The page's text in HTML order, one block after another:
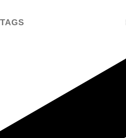
TAGS